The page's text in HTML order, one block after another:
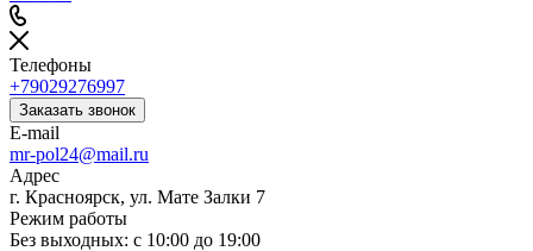
Телефоны
+79029276997
Заказать звонок
E-mail
mr-pol24@mail.ru
Адрес
г. Красноярск, ул. Мате Залки 7
Режим работы
Без выходных: с 10:00 до 19:00